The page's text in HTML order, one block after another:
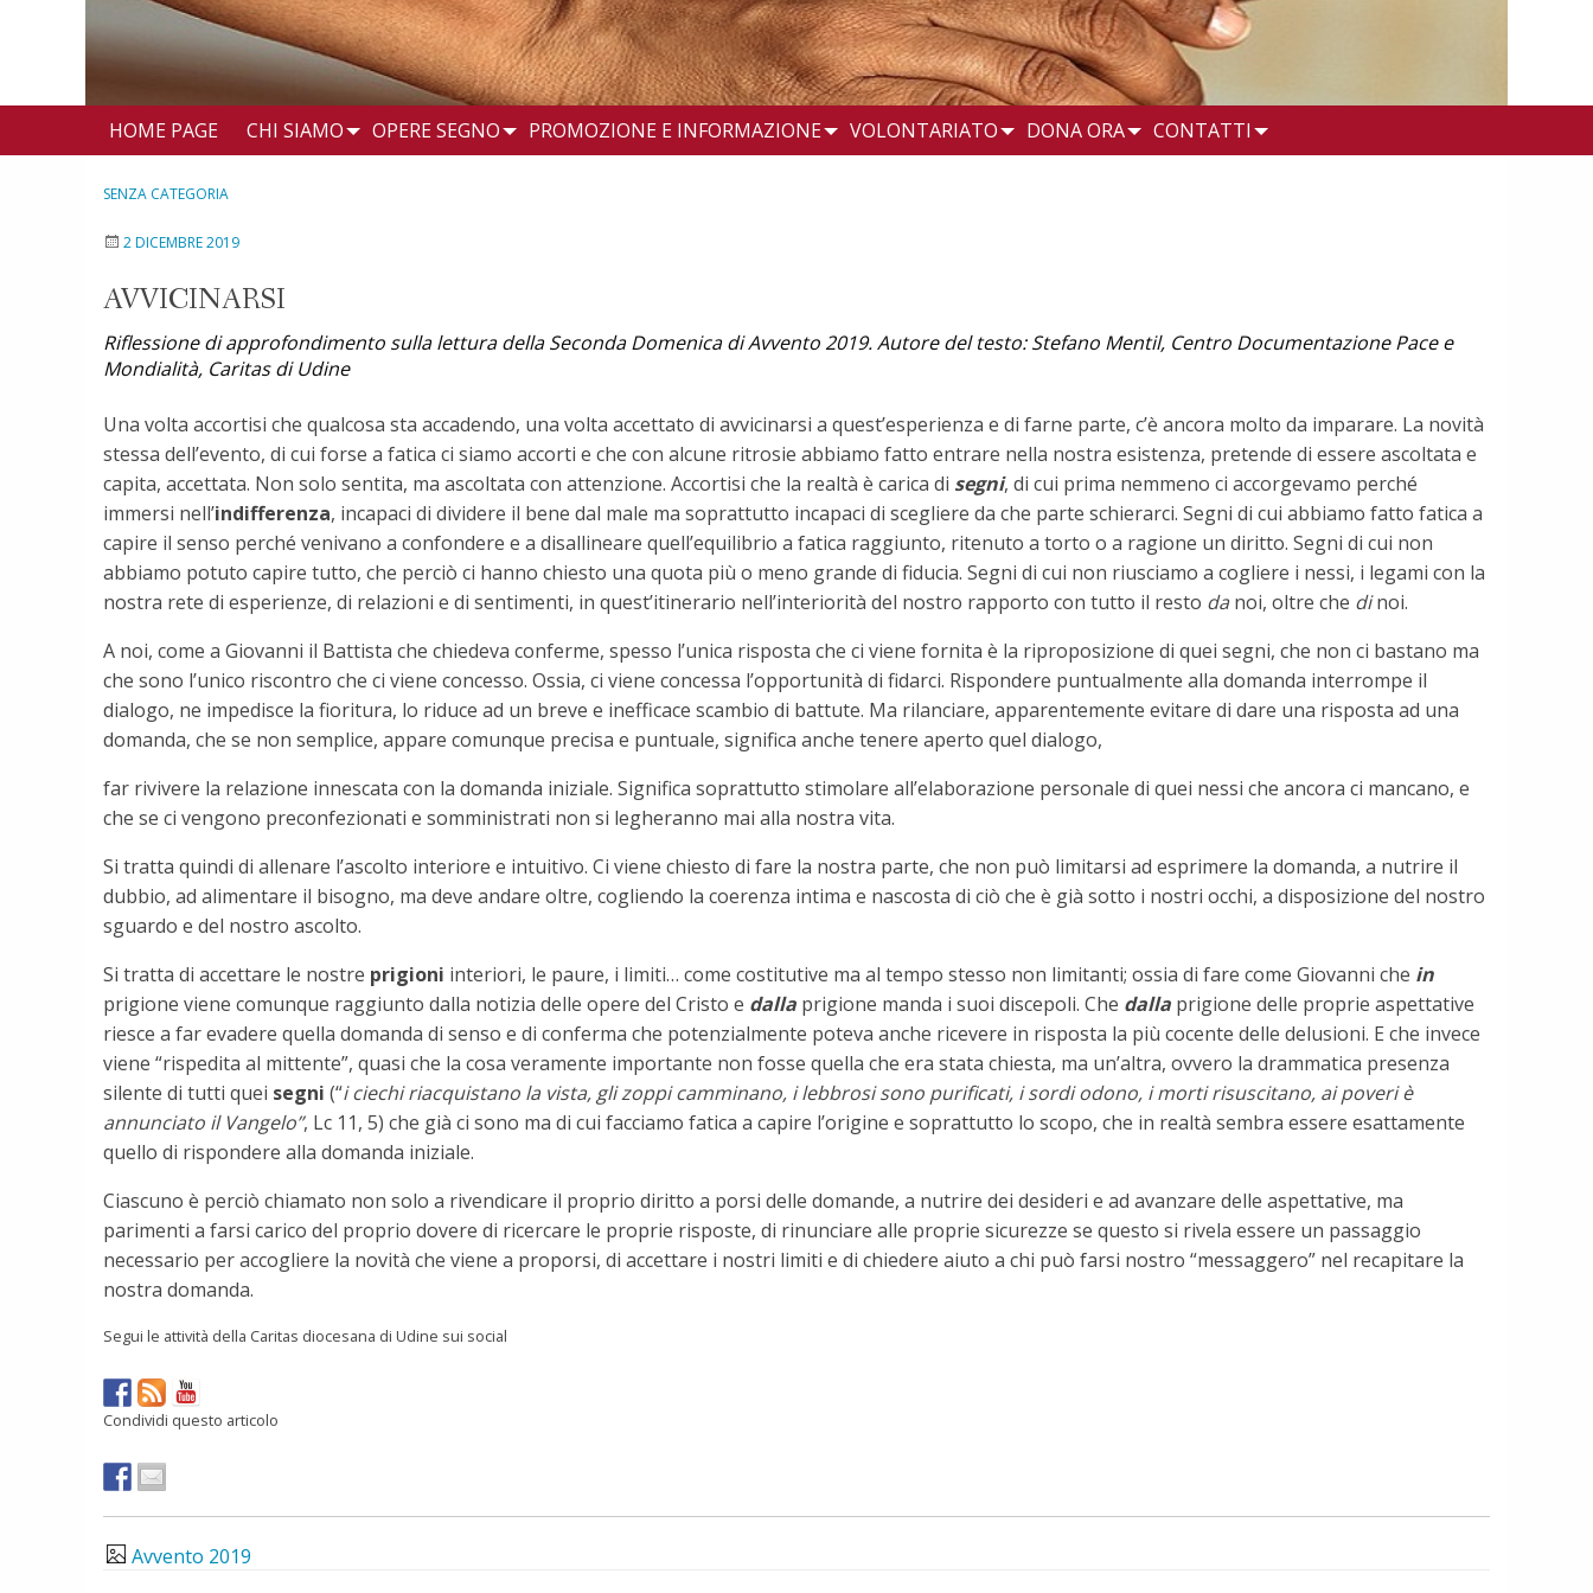
HOME PAGE CHI SIAMO OPERE SEGNO PROMOZIONE E INFORMAZIONE VOLONTARIATO DONA ORA CONTATTI
SENZA CATEGORIA
2 DICEMBRE 2019
AVVICINARSI
Riflessione di approfondimento sulla lettura della Seconda Domenica di Avvento 2019. Autore del testo: Stefano Mentil, Centro Documentazione Pace e
Mondialità, Caritas di Udine
Una volta accortisi che qualcosa sta accadendo, una volta accettato di avvicinarsi a quest’esperienza e di farne parte, c’è ancora molto da imparare. La novità
stessa dell’evento, di cui forse a fatica ci siamo accorti e che con alcune ritrosie abbiamo fatto entrare nella nostra esistenza, pretende di essere ascoltata e
capita, accettata. Non solo sentita, ma ascoltata con attenzione. Accortisi che la realtà è carica di segni, di cui prima nemmeno ci accorgevamo perché
immersi nell’indifferenza, incapaci di dividere il bene dal male ma soprattutto incapaci di scegliere da che parte schierarci. Segni di cui abbiamo fatto fatica a
capire il senso perché venivano a confondere e a disallineare quell’equilibrio a fatica raggiunto, ritenuto a torto o a ragione un diritto. Segni di cui non
abbiamo potuto capire tutto, che perciò ci hanno chiesto una quota più o meno grande di fiducia. Segni di cui non riusciamo a cogliere i nessi, i legami con la
nostra rete di esperienze, di relazioni e di sentimenti, in quest’itinerario nell’interiorità del nostro rapporto con tutto il resto da noi, oltre che dinoi.
A noi, come a Giovanni il Battista che chiedeva conferme, spesso l’unica risposta che ci viene fornita è la riproposizione di quei segni, che non ci bastano ma
che sono l’unico riscontro che ci viene concesso. Ossia, ci viene concessa l’opportunità di fidarci. Rispondere puntualmente alla domanda interrompe il
dialogo, ne impedisce la fioritura, lo riduce ad un breve e inefficace scambio di battute. Ma rilanciare, apparentemente evitare di dare una risposta ad una
domanda, che se non semplice, appare comunque precisa e puntuale, significa anche tenere aperto quel dialogo,
far rivivere la relazione innescata con la domanda iniziale. Significa soprattutto stimolare all’elaborazione personale di quei nessi che ancora ci mancano, e
che se ci vengono preconfezionati e somministrati non si legheranno mai alla nostra vita.
Si tratta quindi di allenare l’ascolto interiore e intuitivo. Ci viene chiesto di fare la nostra parte, che non può limitarsi ad esprimere la domanda, a nutrire il
dubbio, ad alimentare il bisogno, ma deve andare oltre, cogliendo la coerenza intima e nascosta di ciò che è già sotto i nostri occhi, a disposizione del nostro
sguardo e del nostro ascolto.
Si tratta di accettare le nostre prigioni interiori, le paure, i limiti… come costitutive ma al tempo stesso non limitanti; ossia di fare come Giovanni che in
prigione viene comunque raggiunto dalla notizia delle opere del Cristo e dalla prigione manda i suoi discepoli. Che dalla prigione delle proprie aspettative
riesce a far evadere quella domanda di senso e di conferma che potenzialmente poteva anche ricevere in risposta la più cocente delle delusioni. E che invece
viene “rispedita al mittente”, quasi che la cosa veramente importante non fosse quella che era stata chiesta, ma un’altra, ovvero la drammatica presenza
silente di tutti quei segni (“i ciechi riacquistano la vista, gli zoppi camminano, i lebbrosi sono purificati, i sordi odono, i morti risuscitano, ai poveri è
annunciato il Vangelo”, Lc 11, 5) che già ci sono ma di cui facciamo fatica a capire l’origine e soprattutto lo scopo, che in realtà sembra essere esattamente
quello di rispondere alla domanda iniziale.
Ciascuno è perciò chiamato non solo a rivendicare il proprio diritto a porsi delle domande, a nutrire dei desideri e ad avanzare delle aspettative, ma
parimenti a farsi carico del proprio dovere di ricercare le proprie risposte, di rinunciare alle proprie sicurezze se questo si rivela essere un passaggio
necessario per accogliere la novità che viene a proporsi, di accettare i nostri limiti e di chiedere aiuto a chi può farsi nostro “messaggero” nel recapitare la
nostra domanda.
Segui le attività della Caritas diocesana di Udine sui social
Condividi questo articolo
Avvento 2019